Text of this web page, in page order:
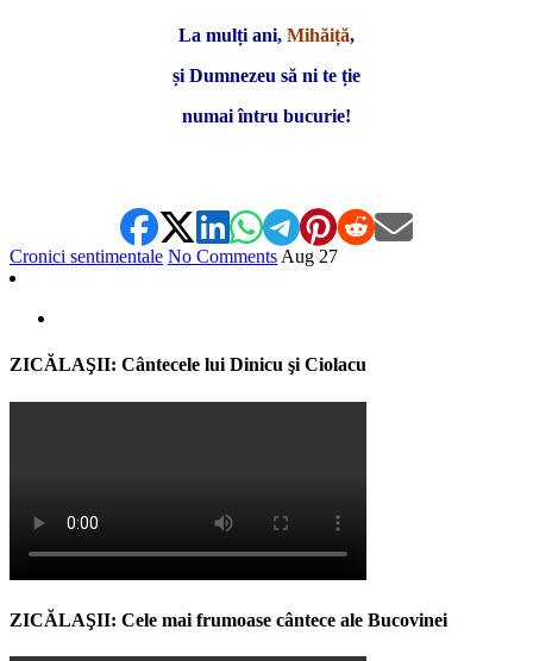
La mulți ani, Mihăiță,
și Dumnezeu să ni te ție
numai întru bucurie!
Cronici sentimentale No Comments Aug 27
ZICĂLAŞII: Cântecele lui Dinicu şi Ciolacu
ZICĂLAŞII: Cele mai frumoase cântece ale Bucovinei